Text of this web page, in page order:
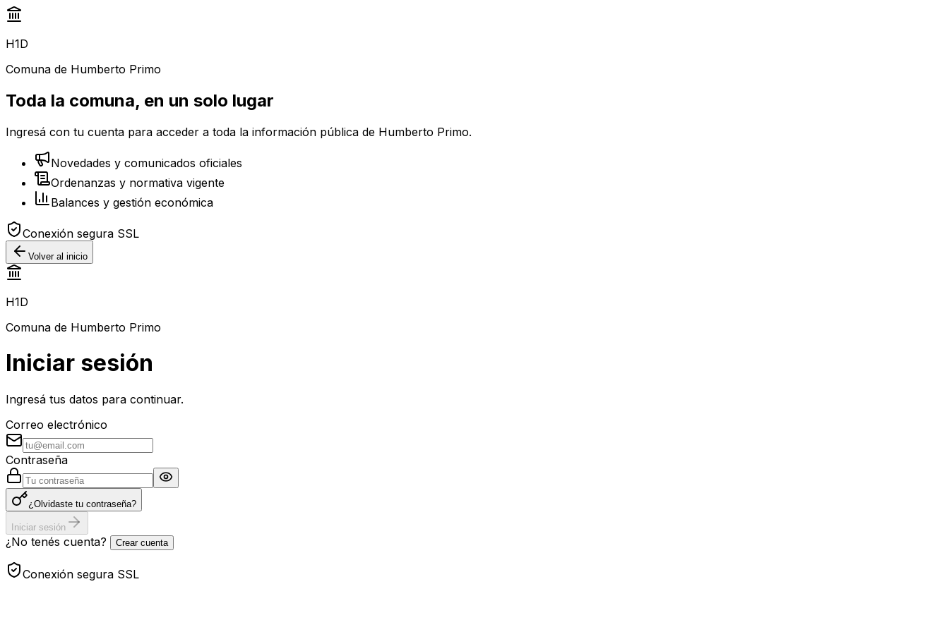
H1D
Comuna de Humberto Primo
Toda la comuna, en un solo lugar
Ingresá con tu cuenta para acceder a toda la información pública de Humberto Primo.
Novedades y comunicados oficiales
Ordenanzas y normativa vigente
Balances y gestión económica
Conexión segura SSL
Volver al inicio
H1D
Comuna de Humberto Primo
Iniciar sesión
Ingresá tus datos para continuar.
Correo electrónico
Contraseña
¿Olvidaste tu contraseña?
Iniciar sesión
¿No tenés cuenta? Crear cuenta
Conexión segura SSL